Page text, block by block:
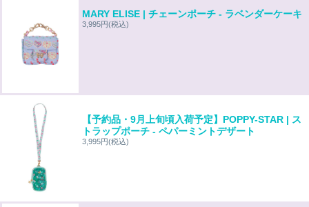
MARY ELISE | チェーンポーチ - ラベンダーケーキ
3,995円(税込)
【予約品・9月上旬頃入荷予定】POPPY-STAR | ス
トラップポーチ - ペパーミントデザート
3,995円(税込)